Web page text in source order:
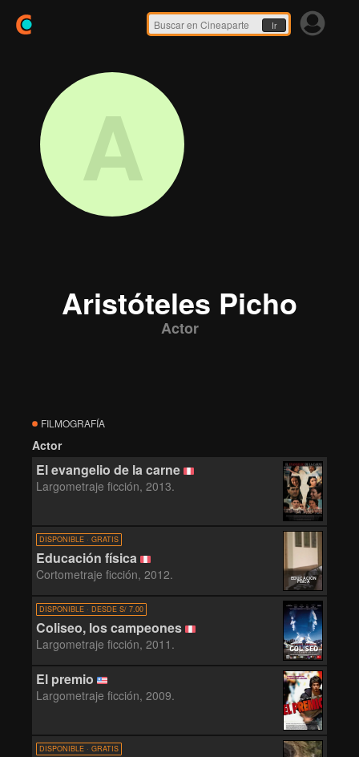
Ir
A
Aristóteles Picho
Actor
FILMOGRAFÍA
Actor
El evangelio de la carne
Largometraje ficción, 2013.
DISPONIBLE · GRATIS
Educación física
Cortometraje ficción, 2012. EDUCACIÓN
FÍSICA
DISPONIBLE · DESDE S/ 7.00
Coliseo, los campeones
Largometraje ficción, 2011.
El premio
Largometraje ficción, 2009.
DISPONIBLE · GRATIS